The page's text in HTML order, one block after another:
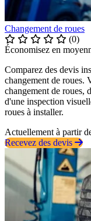
Changement de roues
(0)
Économisez en
Comparez des devis
changement de roues.
changement de roues,
d'une inspection
roues à installer.
Actuellement à partir
Recevez des devis